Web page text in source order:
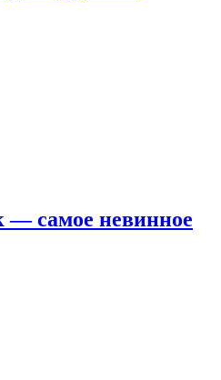
— самое невинное